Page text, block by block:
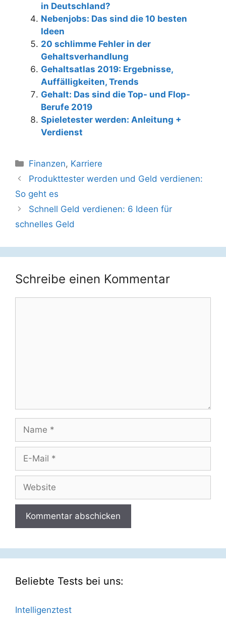
in Deutschland?
Nebenjobs: Das sind die 10 besten
Ideen
20 schlimme Fehler in der
Gehaltsverhandlung
Gehaltsatlas 2019: Ergebnisse,
Auffälligkeiten, Trends
Gehalt: Das sind die Top- und Flop-
Berufe 2019
Spieletester werden: Anleitung +
Verdienst
Kategorien
Finanzen, Karriere
Beitrags-
Navigation
Produkttester werden und Geld verdienen:
So geht es
Schnell Geld verdienen: 6 Ideen für
schnelles Geld
Schreibe einen Kommentar
Mail
Beliebte Tests bei uns:
Intelligenztest